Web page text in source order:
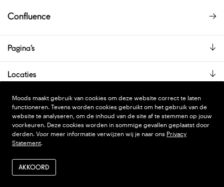
Confluence
Pagina’s
Locaties
De showroom is alleen op afspraak geopend.
PRIVACY STATEMENT
ALGEMENE VOORWAARDEN
VERZENDEN EN RETOUR
DESIGN WONDERLAND
Moods maakt gebruik van cookies om deze website correct te laten
functioneren. Tevens worden cookies gebruikt om het gebruik van de
website te analyseren, om de inhoud van de site af te stemmen op jouw
voorkeuren. Deze cookies worden in sommige gevallen geplaatst door
derden. Voor meer informatie verwijzen wij je naar ons Privacy
Statement.
AKKOORD